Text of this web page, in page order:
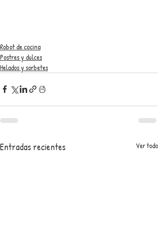
Robot de cocina
Postres y dulces
Helados y sorbetes
Entradas recientes Ver todo